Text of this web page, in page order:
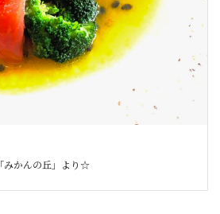
「みかんの丘」より☆